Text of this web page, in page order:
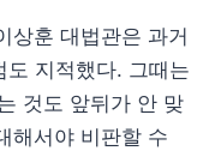
상훈 대법관은 과거
도 지적했다. 그때는
것도 앞뒤가 안 맞
해서야 비판할 수